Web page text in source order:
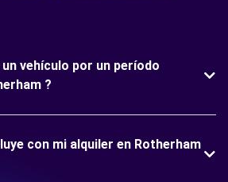
vehículo por un período
?
con mi alquiler en Rotherham